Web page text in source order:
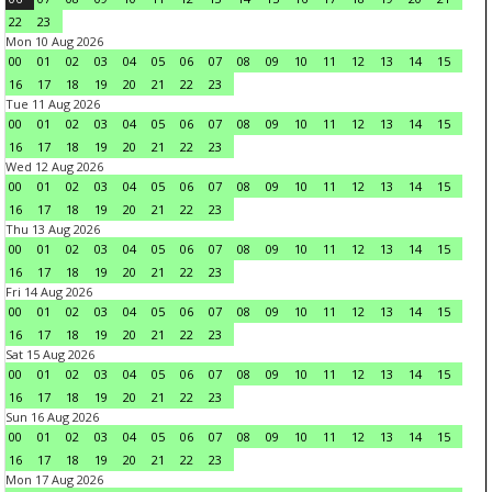
22
23
Mon 10 Aug 2026
00
01 02 03 04 05 06 07 08 09 10 11 12 13 14
15
16
17 18 19 20 21 22
23
Tue 11 Aug 2026
00
01 02 03 04 05 06 07 08 09 10 11 12 13 14
15
16
17 18 19 20 21 22
23
Wed 12 Aug 2026
00
01 02 03 04 05 06 07 08 09 10 11 12 13 14
15
16
17 18 19 20 21 22
23
Thu 13 Aug 2026
00
01 02 03 04 05 06 07 08 09 10 11 12 13 14
15
16
17 18 19 20 21 22
23
Fri 14 Aug 2026
00
01 02 03 04 05 06 07 08 09 10 11 12 13 14
15
16
17 18 19 20 21 22
23
Sat 15 Aug 2026
00
01 02 03 04 05 06 07 08 09 10 11 12 13 14
15
16
17 18 19 20 21 22
23
Sun 16 Aug 2026
00
01 02 03 04 05 06 07 08 09 10 11 12 13 14
15
16
17 18 19 20 21 22
23
Mon 17 Aug 2026